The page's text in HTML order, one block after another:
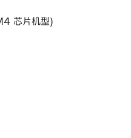
口。
芯片机型)